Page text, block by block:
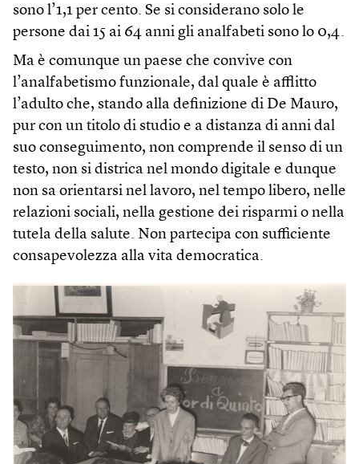
sono l’1,1 per cento. Se si considerano solo le
persone dai 15 ai 64 anni gli analfabeti sono lo 0,4.
Ma è comunque un paese che convive con
l’analfabetismo funzionale, dal quale è afflitto
l’adulto che, stando alla definizione di De Mauro,
pur con un titolo di studio e a distanza di anni dal
suo conseguimento, non comprende il senso di un
testo, non si districa nel mondo digitale e dunque
non sa orientarsi nel lavoro, nel tempo libero, nelle
relazioni sociali, nella gestione dei risparmi o nella
tutela della salute. Non partecipa con sufficiente
consapevolezza alla vita democratica.